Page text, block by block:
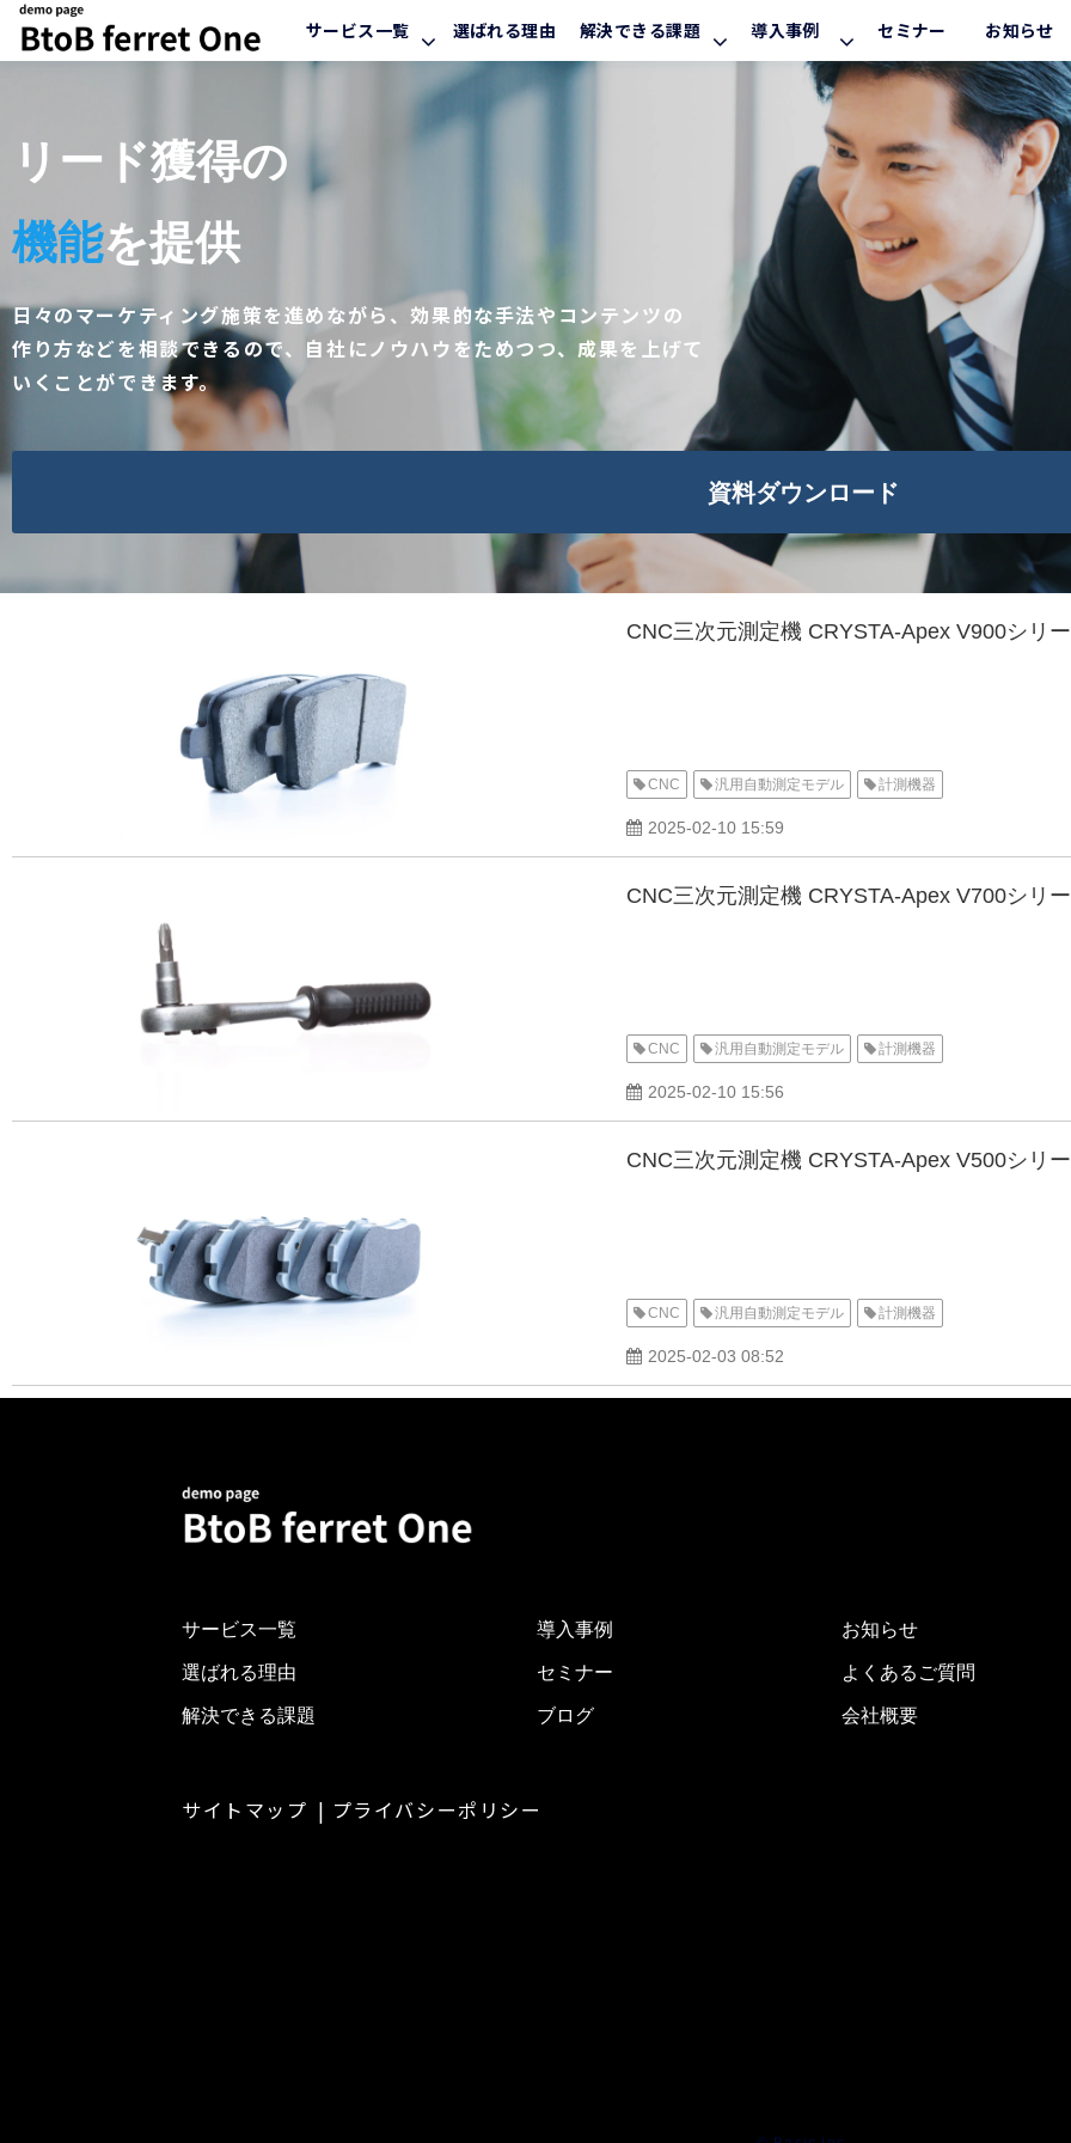
サービス一覧 選ばれる理由 解決できる課題 導入事例 セミナー お知らせ
リード獲得の
機能を提供
日々のマーケティング施策を進めながら、効果的な手法やコンテンツの
作り方などを相談できるので、自社にノウハウをためつつ、成果を上げて
いくことができます。
資料ダウンロード
CNC三次元測定機 CRYSTA-Apex V900シリ
CNC 汎用自動測定モデル 計測機器
2025-02-10 15:59
CNC三次元測定機 CRYSTA-Apex V700シリ
CNC 汎用自動測定モデル 計測機器
2025-02-10 15:56
CNC三次元測定機 CRYSTA-Apex V500シリ
CNC 汎用自動測定モデル 計測機器
2025-02-03 08:52
サービス一覧
選ばれる理由
解決できる課題
導入事例
セミナー
ブログ
お知らせ
よくあるご質問
会社概要
サイトマップ プライバシーポリシー